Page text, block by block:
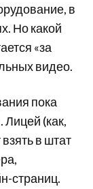
в
Но какой
«за
видео.
пока
Лицей (как,
в штат
страниц.